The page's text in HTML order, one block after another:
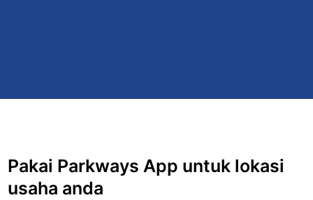
Pakai Parkways App untuk lokasi
usaha anda